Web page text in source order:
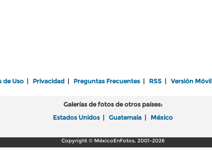
de Uso Privacidad Preguntas Frecuentes RSS Versión Móvil
Galerías de fotos de otros países:
Estados Unidos
Guatemala México
Copyright © MéxicoEnFotos, 2001-2026